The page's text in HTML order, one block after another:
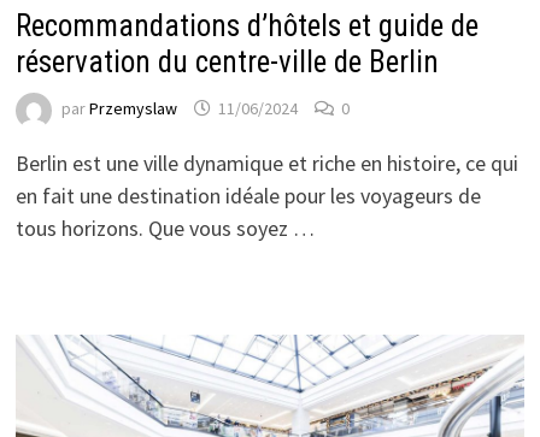
Recommandations d’hôtels et guide de
réservation du centre-ville de Berlin
parPrzemyslaw 11/06/2024 0
Berlin est une ville dynamique et riche en histoire, ce qui
en fait une destination idéale pour les voyageurs de
tous horizons. Que vous soyez …